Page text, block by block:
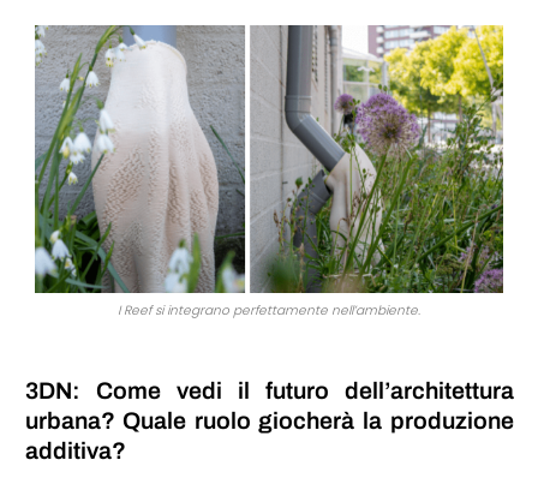
I Reef si integrano perfettamente nell’ambiente.
3DN: Come vedi il futuro dell’architettura
urbana? Quale ruolo giocherà la produzione
additiva?